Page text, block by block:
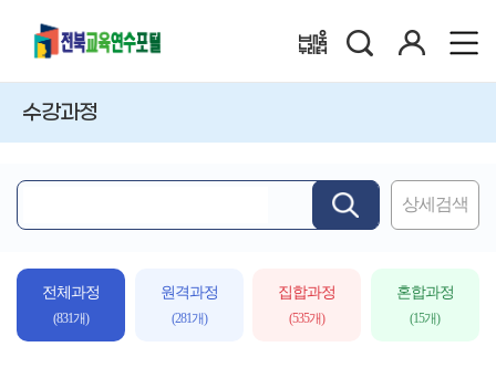
배움누리터
수강과정
심
상세검색
전체과정
(831개)
원격과정
(281개)
집합과정
(535개)
혼합과정
(15개)